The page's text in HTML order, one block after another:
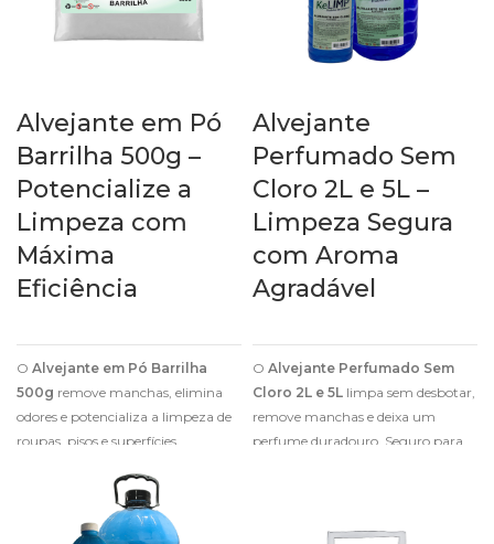
Alvejante em Pó
Barrilha 500g –
Potencialize a
Limpeza com
Máxima
Eficiência
O Alvejante em Pó Barrilha
500g remove manchas, elimina
odores e potencializa a limpeza de
roupas, pisos e superfícies,
Alvejante
Perfumado Sem
Cloro 2L e 5L –
Limpeza Segura
com Aroma
Agradável
O Alvejante Perfumado Sem
Cloro 2L e 5L limpa sem desbotar,
remove manchas e deixa um
perfume duradouro. Seguro para